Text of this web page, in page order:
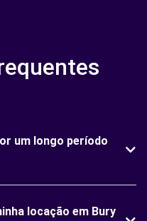
um longo período
locação em Bury